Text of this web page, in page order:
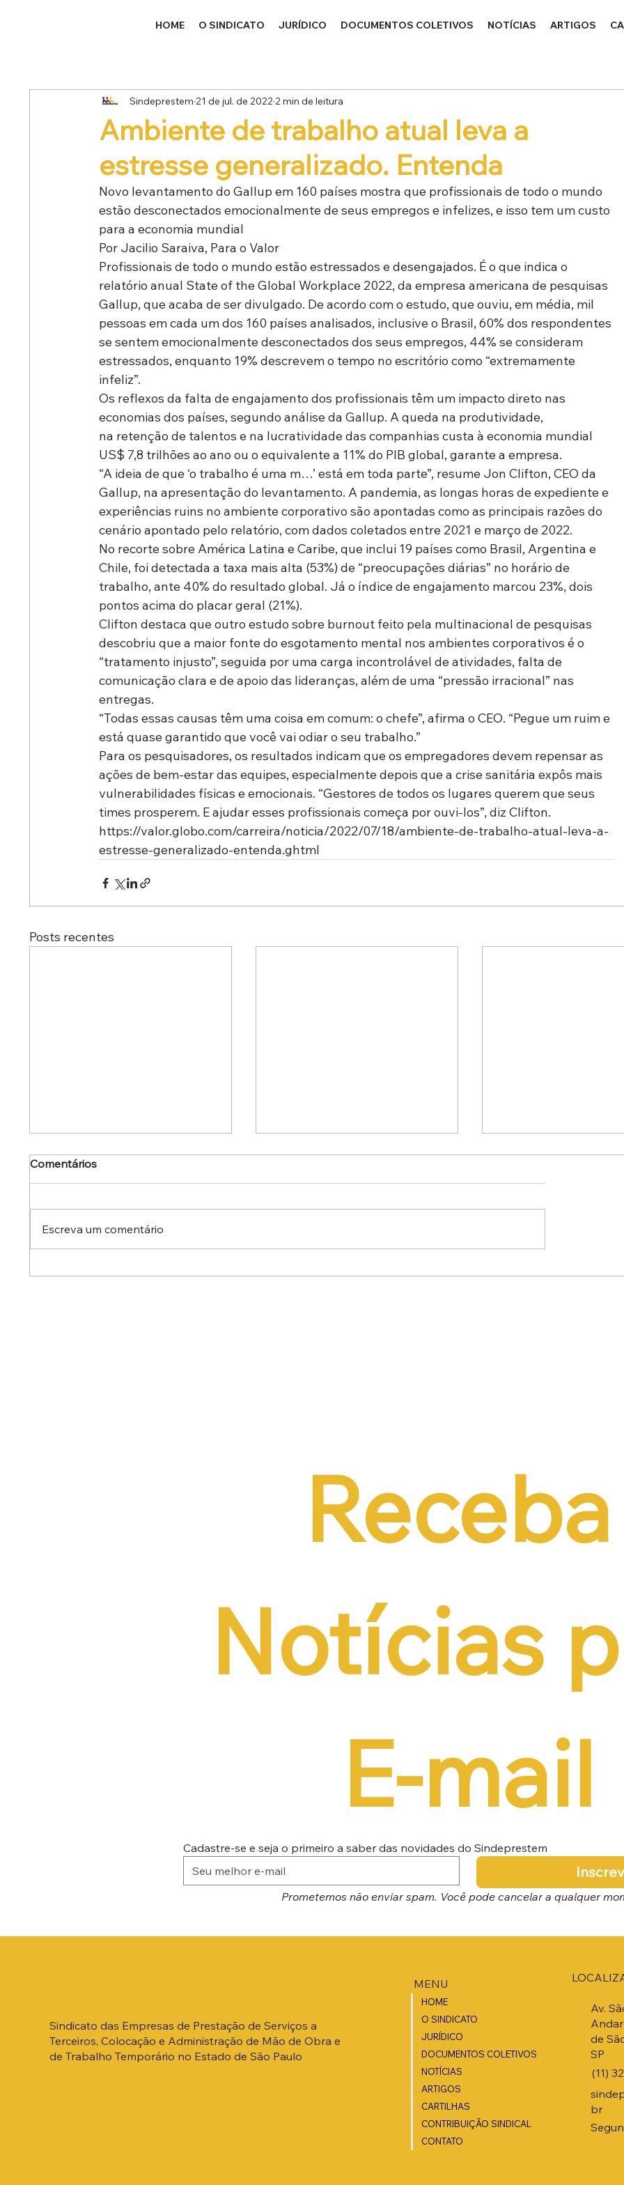
HOME O SINDICATO JURÍDICO DOCUMENTOS COLETIVOS NOTÍCIAS ARTIGOS
Ambiente de trabalho atual leva a
estresse generalizado. Entenda
Sindeprestem 21 de jul. de 2022 2 min de leitura
Novo levantamento do Gallup em 160 países mostra que profissionais de todo o mundo
estão desconectados emocionalmente de seus empregos e infelizes, e isso tem um custo
para a economia mundial
Por Jacilio Saraiva, Para o Valor
Profissionais de todo o mundo estão estressados e desengajados. É o que indica o
relatório anual State of the Global Workplace 2022, da empresa americana de pesquisas
Gallup, que acaba de ser divulgado. De acordo com o estudo, que ouviu, em média, mil
pessoas em cada um dos 160 países analisados, inclusive o Brasil, 60% dos respondentes
se sentem emocionalmente desconectados dos seus empregos, 44% se consideram
estressados, enquanto 19% descrevem o tempo no escritório como “extremamente
infeliz”.
Os reflexos da falta de engajamento dos profissionais têm um impacto direto nas
economias dos países, segundo análise da Gallup. A queda na produtividade,
na retenção de talentos e na lucratividade das companhias custa à economia mundial
US$ 7,8 trilhões ao ano ou o equivalente a 11% do PIB global, garante a empresa.
“A ideia de que ‘o trabalho é uma m…’ está em toda parte”, resume Jon Clifton, CEO da
Gallup, na apresentação do levantamento. A pandemia, as longas horas de expediente e
experiências ruins no ambiente corporativo são apontadas como as principais razões do
cenário apontado pelo relatório, com dados coletados entre 2021 e março de 2022.
No recorte sobre América Latina e Caribe, que inclui 19 países como Brasil, Argentina e
Chile, foi detectada a taxa mais alta (53%) de “preocupações diárias” no horário de
trabalho, ante 40% do resultado global. Já o índice de engajamento marcou 23%, dois
pontos acima do placar geral (21%).
Clifton destaca que outro estudo sobre burnout feito pela multinacional de pesquisas
descobriu que a maior fonte do esgotamento mental nos ambientes corporativos é o
“tratamento injusto”, seguida por uma carga incontrolável de atividades, falta de
comunicação clara e de apoio das lideranças, além de uma “pressão irracional” nas
entregas.
“Todas essas causas têm uma coisa em comum: o chefe”, afirma o CEO. “Pegue um ruim e
está quase garantido que você vai odiar o seu trabalho.”
Para os pesquisadores, os resultados indicam que os empregadores devem repensar as
ações de bem-estar das equipes, especialmente depois que a crise sanitária expôs mais
vulnerabilidades físicas e emocionais. “Gestores de todos os lugares querem que seus
times prosperem. E ajudar esses profissionais começa por ouvi-los”, diz Clifton.
https://valor.globo.com/carreira/noticia/2022/07/18/ambiente-de-trabalho-atual-leva-a-
estresse-generalizado-entenda.ghtml
Posts recentes
Comentários
Escreva um comentário
Receba
Notícias
E-mail
Cadastre-se e seja o primeiro a saber das novidades do Sindeprestem
Prometemos não enviar spam. Você pode cancelar a qualquer
Sindicato das Empresas de Prestação de Serviços a
Terceiros, Colocação e Administração de Mão de Obra e
de Trabalho Temporário no Estado de São Paulo
MENU
HOME
O SINDICATO
JURÍDICO
DOCUMENTOS COLETIVOS
NOTÍCIAS
ARTIGOS
CARTILHAS
CONTRIBUIÇÃO SINDICAL
CONTATO
Av.
de
SP
(11)
br